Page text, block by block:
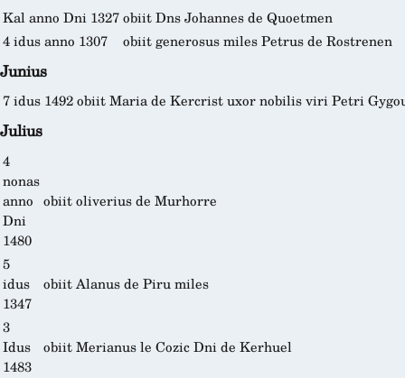
Kal anno Dni 1327obiit Dns Johannes de Quoetmen
4 idus anno 1307
obiit generosus miles Petrus de Rostrenen
Junius
7 idus 1492obiit Maria de Kercrist uxor nobilis viri Petri
Julius
4
nonas
anno
Dni
1480
obiit oliverius de Murhorre
5
idus
1347
obiit Alanus de Piru miles
3
Idus
1483
obiit Merianus le Cozic Dni de Kerhuel